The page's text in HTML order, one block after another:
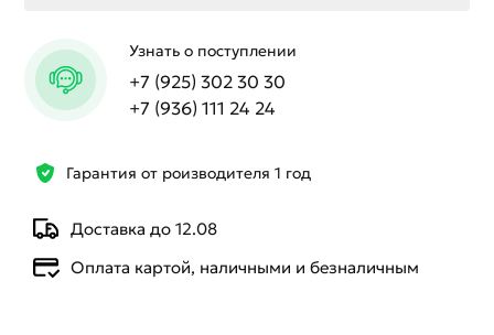
Гарантия от роизводителя 1 год
Доставка до 12.08
Оплата картой, наличными и безналичным
Узнать о поступлении
+7 (925) 302 30 30
+7 (936) 111 24 24